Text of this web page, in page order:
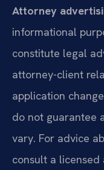
Attorney
informational
constitute legal
attorney-client
application
do not guarantee
vary. For advice
consult a licensed